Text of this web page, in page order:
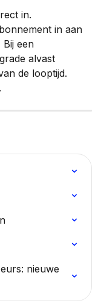
in.
in aan
Bij een
alvast
de looptijd.
.
nieuwe